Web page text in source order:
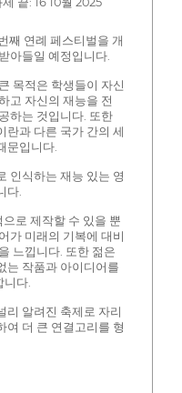
째 연례 페스티벌을 개
아들일 예정입니다.
목적은 학생들이 자신
고 자신의 재능을 전
하는 것입니다. 또한
란과 다른 국가 간의 세
문입니다.
인식하는 재능 있는 영
다.
로 제작할 수 있을 뿐
가 미래의 기복에 대비
느낍니다. 또한 젊은
는 작품과 아이디어를
니다.
리 알려진 축제로 자리
여 더 큰 연결고리를 형